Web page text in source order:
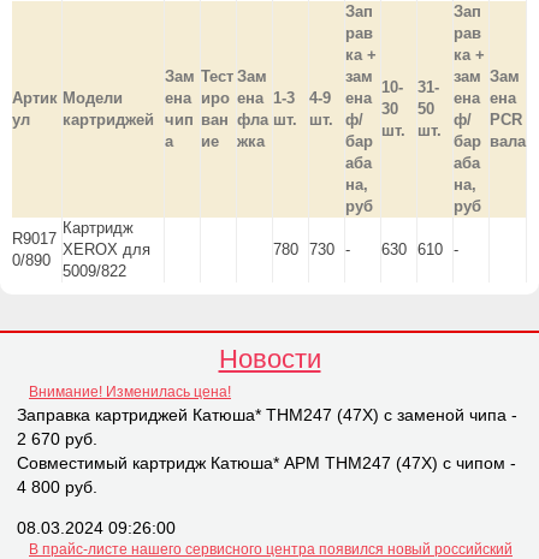
Артик
ул
Модели
картриджей
Зам
ена
чип
а
Тест
иро
ван
ие
Зам
ена
фла
жка
1-3
шт.
4-9
шт.
Зап
рав
ка +
зам
ена
ф/
бар
аба
на,
руб
10-
30
шт.
31-
50
шт.
Зап
рав
ка +
зам
ена
ф/
бар
аба
на,
руб
Зам
ена
PCR
вала
R9017
0/890
Картридж
XEROX для
5009/822
780 730 - 630 610 -
Новости
Внимание! Изменилась цена!
Заправка картриджей Катюша* THM247 (47X) с заменой чипа -
2 670 руб.
Совместимый картридж Катюша* APM THM247 (47X) с чипом -
4 800 руб.
08.03.2024 09:26:00
В прайс-листе нашего сервисного центра появился новый российский